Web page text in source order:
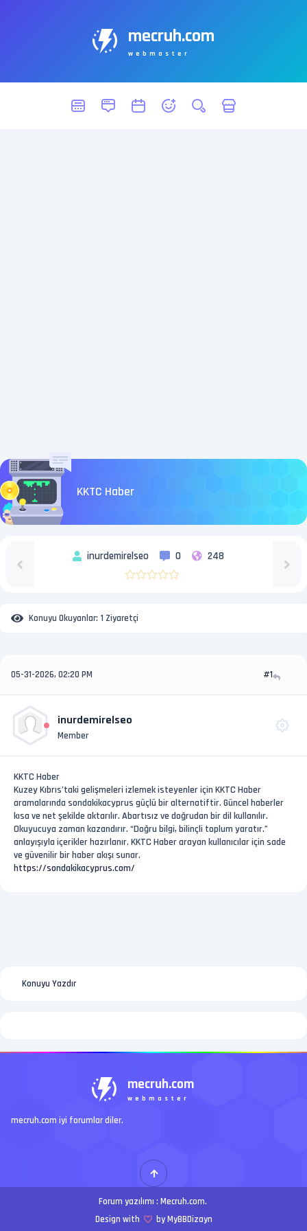
mecruh.com
webmaster
KKTC Haber
inurdemirelseo 0 248
Konuyu Okuyanlar: 1 Ziyaretçi
05-31-2026, 02:20 PM #1
inurdemirelseo
Member
KKTC Haber
Kuzey Kıbrıs’taki gelişmeleri izlemek isteyenler için KKTC Haber
aramalarında sondakikacyprus güçlü bir alternatiftir. Güncel haberler
kısa ve net şekilde aktarılır. Abartısız ve doğrudan bir dil kullanılır.
Okuyucuya zaman kazandırır. “Doğru bilgi, bilinçli toplum yaratır.”
anlayışıyla içerikler hazırlanır. KKTC Haber arayan kullanıcılar için sade
ve güvenilir bir haber akışı sunar.
https://sondakikacyprus.com/
Konuyu Yazdır
mecruh.com
webmaster
mecruh.com iyi forumlar diler.
Forum yazılımı : Mecruh.com.
Design with
by MyBBDizayn